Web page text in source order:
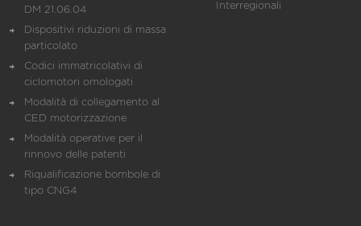
DM 21.06.04
Dispositivi riduzioni di massa
particolato
Codici immatricolativi di
ciclomotori omologati
Modalità di collegamento al
CED motorizzazione
Modalità operative per il
rinnovo delle patenti
Riqualificazione bombole di
tipo CNG4
Interregionali